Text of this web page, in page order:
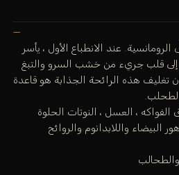
عند الانطباع الأول ، يأسر
قلب جريء من خشب السرو والتبغ
إن تغليف هذه الرائحة الجذابة هو قاعدة
، العسل ، النوتات الحلوة
البيضاء واللابدانوم والروائح
والطحالب